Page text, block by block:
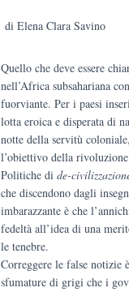
era:
€35.00.
di Elena Clara Savino
Quello che deve essere
nell’Africa subsahariana
fuorviante. Per i paesi
lotta eroica e disperata di
notte della servitù
l’obiettivo della
Politiche di de-
che discendono dagli
imbarazzante è che
fedeltà all’idea di una
le tenebre.
Correggere le false notizie
sfumature di grigi che i